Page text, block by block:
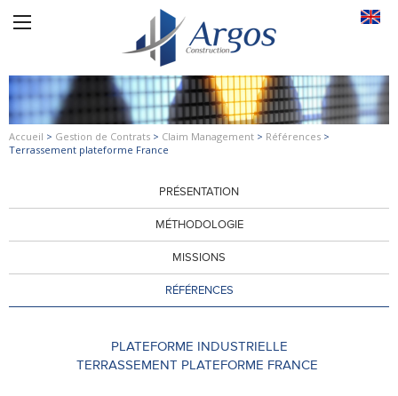
Accueil > Gestion de Contrats > Claim Management > Références >
Terrassement plateforme France
PRÉSENTATION
MÉTHODOLOGIE
MISSIONS
RÉFÉRENCES
PLATEFORME INDUSTRIELLE
TERRASSEMENT PLATEFORME FRANCE